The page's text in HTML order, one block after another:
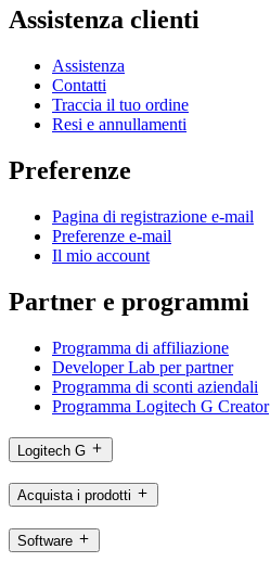
Assistenza clienti
Assistenza
Contatti
Traccia il tuo ordine
Resi e annullamenti
Preferenze
Pagina di registrazione e-mail
Preferenze e-mail
Il mio account
Partner e programmi
Programma di affiliazione
Developer Lab per partner
Programma di sconti aziendali
Programma Logitech G Creator
Logitech G
Acquista i prodotti
Software